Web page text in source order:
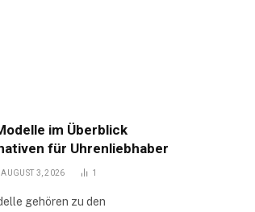
im Überblick
für Uhrenliebhaber
AUGUST 3, 2026 1
gehören zu den